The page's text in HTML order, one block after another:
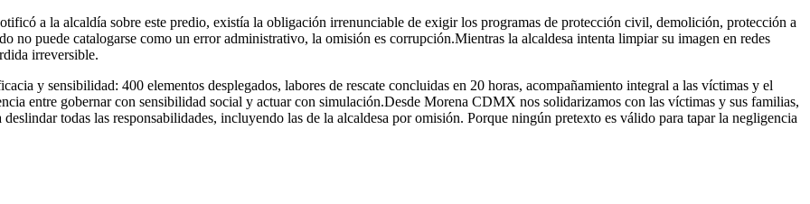
a la alcaldía sobre este predio, existía la obligación irrenunciable de exigir los programas de protección civil, demolición, protección a
no puede catalogarse como un error administrativo, la omisión es corrupción.Mientras la alcaldesa intenta limpiar su imagen en redes
irreversible.
y sensibilidad: 400 elementos desplegados, labores de rescate concluidas en 20 horas, acompañamiento integral a las víctimas y el
entre gobernar con sensibilidad social y actuar con simulación.Desde Morena CDMX nos solidarizamos con las víctimas y sus familias,
todas las responsabilidades, incluyendo las de la alcaldesa por omisión. Porque ningún pretexto es válido para tapar la negligencia